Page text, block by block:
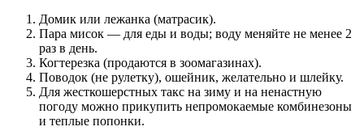
Домик или лежанка (матрасик).
Пара мисок — для еды и воды; воду меняйте не менее 2
раз в день.
Когтерезка (продаются в зоомагазинах).
Поводок (не рулетку), ошейник, желательно и шлейку.
Для жесткошерстных такс на зиму и на ненастную
погоду можно прикупить непромокаемые комбинезоны
и теплые попонки.